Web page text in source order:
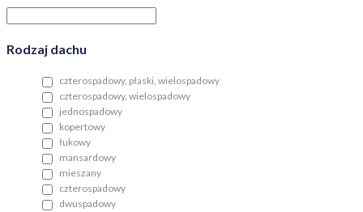
Rodzaj dachu
czterospadowy, płaski, wielospadowy
czterospadowy, wielospadowy
jednospadowy
kopertowy
łukowy
mansardowy
mieszany
czterospadowy
dwuspadowy